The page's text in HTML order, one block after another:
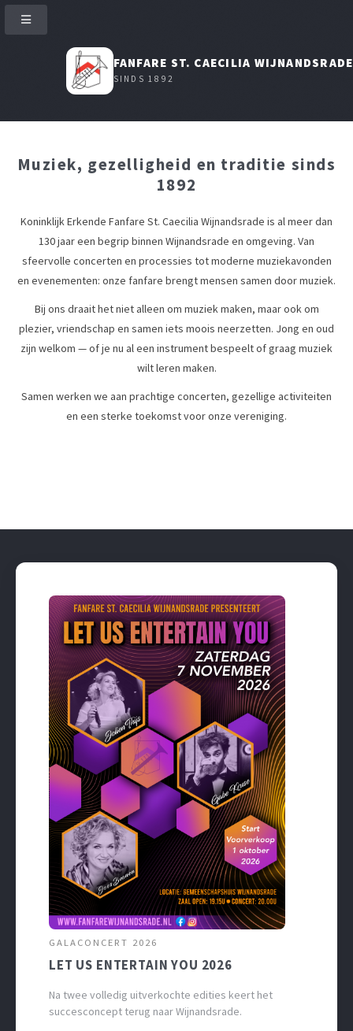
FANFARE ST. CAECILIA WIJNANDSRADE
SINDS 1892
Muziek, gezelligheid en traditie sinds
1892
Koninklijk Erkende Fanfare St. Caecilia Wijnandsrade is al meer dan
130 jaar een begrip binnen Wijnandsrade en omgeving. Van
sfeervolle concerten en processies tot moderne muziekavonden
en evenementen: onze fanfare brengt mensen samen door muziek.
Bij ons draait het niet alleen om muziek maken, maar ook om
plezier, vriendschap en samen iets moois neerzetten. Jong en oud
zijn welkom — of je nu al een instrument bespeelt of graag muziek
wilt leren maken.
Samen werken we aan prachtige concerten, gezellige activiteiten
en een sterke toekomst voor onze vereniging.
GALACONCERT 2026
LET US ENTERTAIN YOU 2026
Na twee volledig uitverkochte edities keert het
succesconcept terug naar Wijnandsrade.